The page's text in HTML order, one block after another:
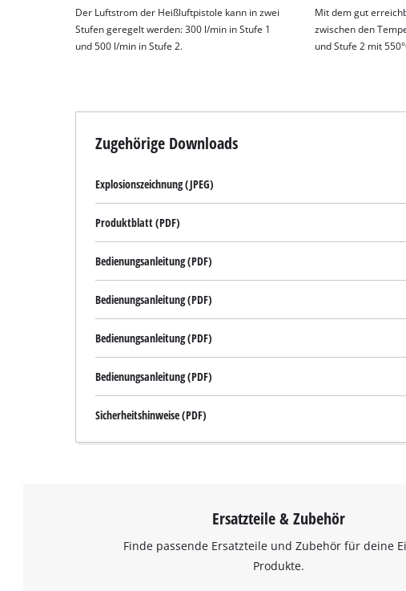
Der Luftstrom der Heißluftpistole kann in zwei
Stufen geregelt werden: 300 l/min in Stufe 1
und 500 l/min in Stufe 2.
Mit dem gut
zwischen den
und Stufe 2 mit
Zugehörige Downloads
Explosionszeichnung (JPEG)
Produktblatt (PDF)
Bedienungsanleitung (PDF)
Bedienungsanleitung (PDF)
Bedienungsanleitung (PDF)
Bedienungsanleitung (PDF)
Sicherheitshinweise (PDF)
Ersatzteile & Zubehör
Finde passende Ersatzteile und Zubehör für deine
Produkte.